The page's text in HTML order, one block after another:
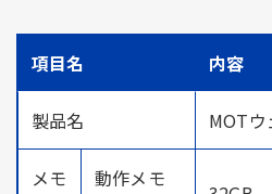
項目名 内容
製品名 MOTウ
メモ
動作メモ